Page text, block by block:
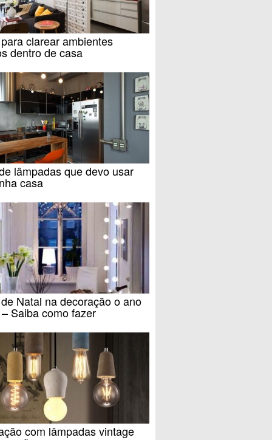
clarear ambientes
dentro de casa
lâmpadas que devo usar
casa
Natal na decoração o ano
Saiba como fazer
com lâmpadas vintage